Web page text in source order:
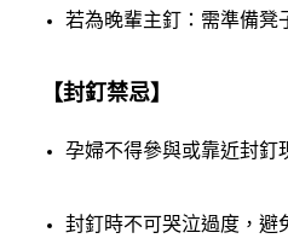
若為晚輩主釘：需準備凳
【封釘禁忌】
孕婦不得參與或靠近封釘
封釘時不可哭泣過度，避